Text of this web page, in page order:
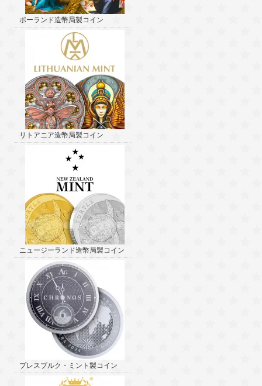
ポーランド造幣局製コイン
リトアニア造幣局製コイン
ニュージーランド造幣局製コイン
プレスブルク・ミント製コイン